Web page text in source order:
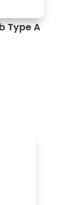
Type A